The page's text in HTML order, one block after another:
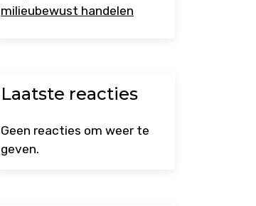
milieubewust handelen
Laatste reacties
Geen reacties om weer te
geven.